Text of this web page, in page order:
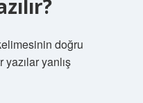
doğru
yazılar yanlış